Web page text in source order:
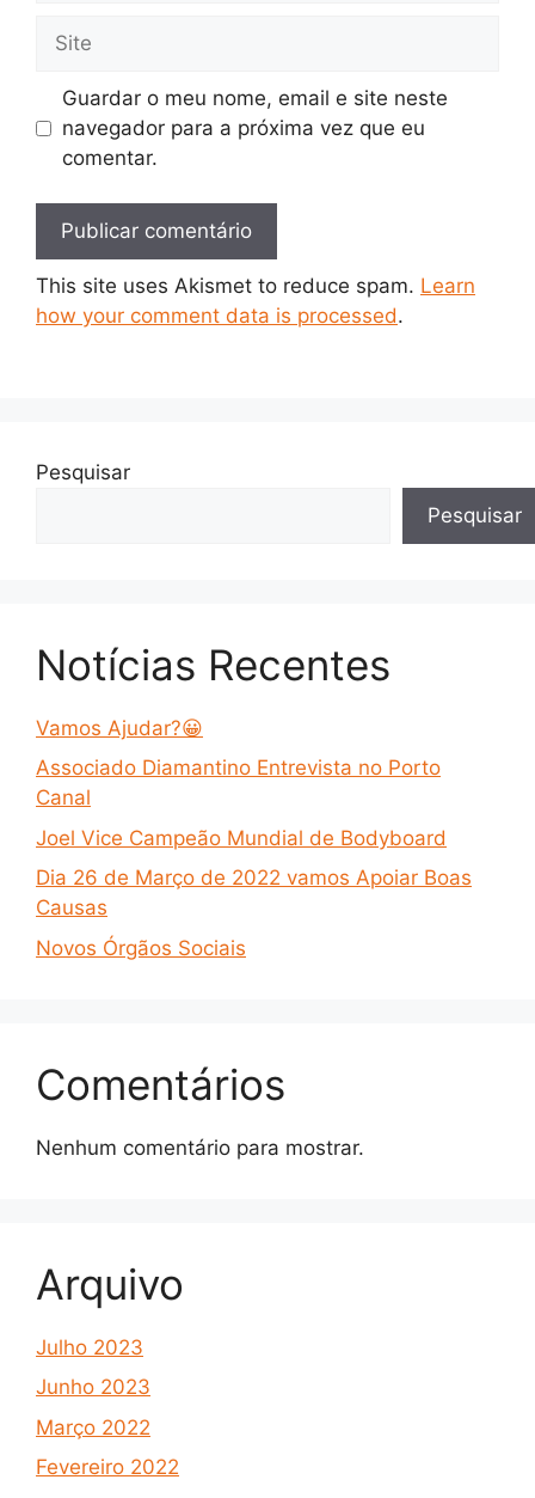
Guardar o meu nome, email e site neste
navegador para a próxima vez que eu
comentar.
This site uses Akismet to reduce spam. Learn
how your comment data is processed.
Pesquisar
Pesquisar
Notícias Recentes
Vamos Ajudar?😀
Associado Diamantino Entrevista no Porto
Canal
Joel Vice Campeão Mundial de Bodyboard
Dia 26 de Março de 2022 vamos Apoiar Boas
Causas
Novos Órgãos Sociais
Comentários
Nenhum comentário para mostrar.
Arquivo
Julho 2023
Junho 2023
Março 2022
Fevereiro 2022